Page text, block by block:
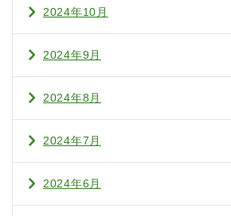
2024年10月
2024年9月
2024年8月
2024年7月
2024年6月